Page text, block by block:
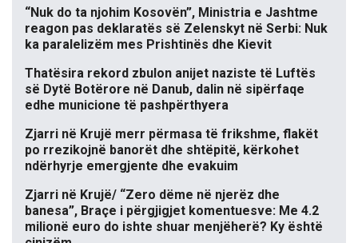
“Nuk do ta njohim Kosovën”, Ministria e Jashtme
reagon pas deklaratës së Zelenskyt në Serbi: Nuk
ka paralelizëm mes Prishtinës dhe Kievit
Thatësira rekord zbulon anijet naziste të Luftës
së Dytë Botërore në Danub, dalin në sipërfaqe
edhe municione të pashpërthyera
Zjarri në Krujë merr përmasa të frikshme, flakët
po rrezikojnë banorët dhe shtëpitë, kërkohet
ndërhyrje emergjente dhe evakuim
Zjarri në Krujë/ “Zero dëme në njerëz dhe
banesa”, Braçe i përgjigjet komentuesve: Me 4.2
milionë euro do ishte shuar menjëherë? Ky është